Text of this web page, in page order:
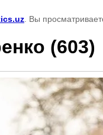
. Вы
(603)